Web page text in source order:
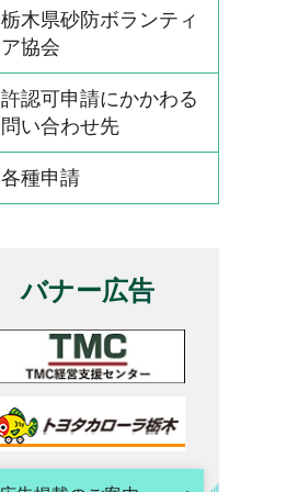
栃木県砂防ボランティ
ア協会
許認可申請にかかわる
問い合わせ先
各種申請
バナー広告